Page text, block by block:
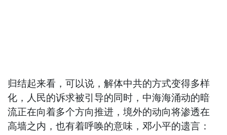
归结起来看，可以说，解体中共的方式变得多样
化，人民的诉求被引导的同时，中海海涌动的暗
流正在向着多个方向推进，境外的动向将渗透在
高墙之内，也有着呼唤的意味，邓小平的遗言：